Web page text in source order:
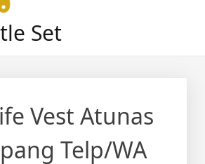
Set
Vest Atunas
Telp/WA